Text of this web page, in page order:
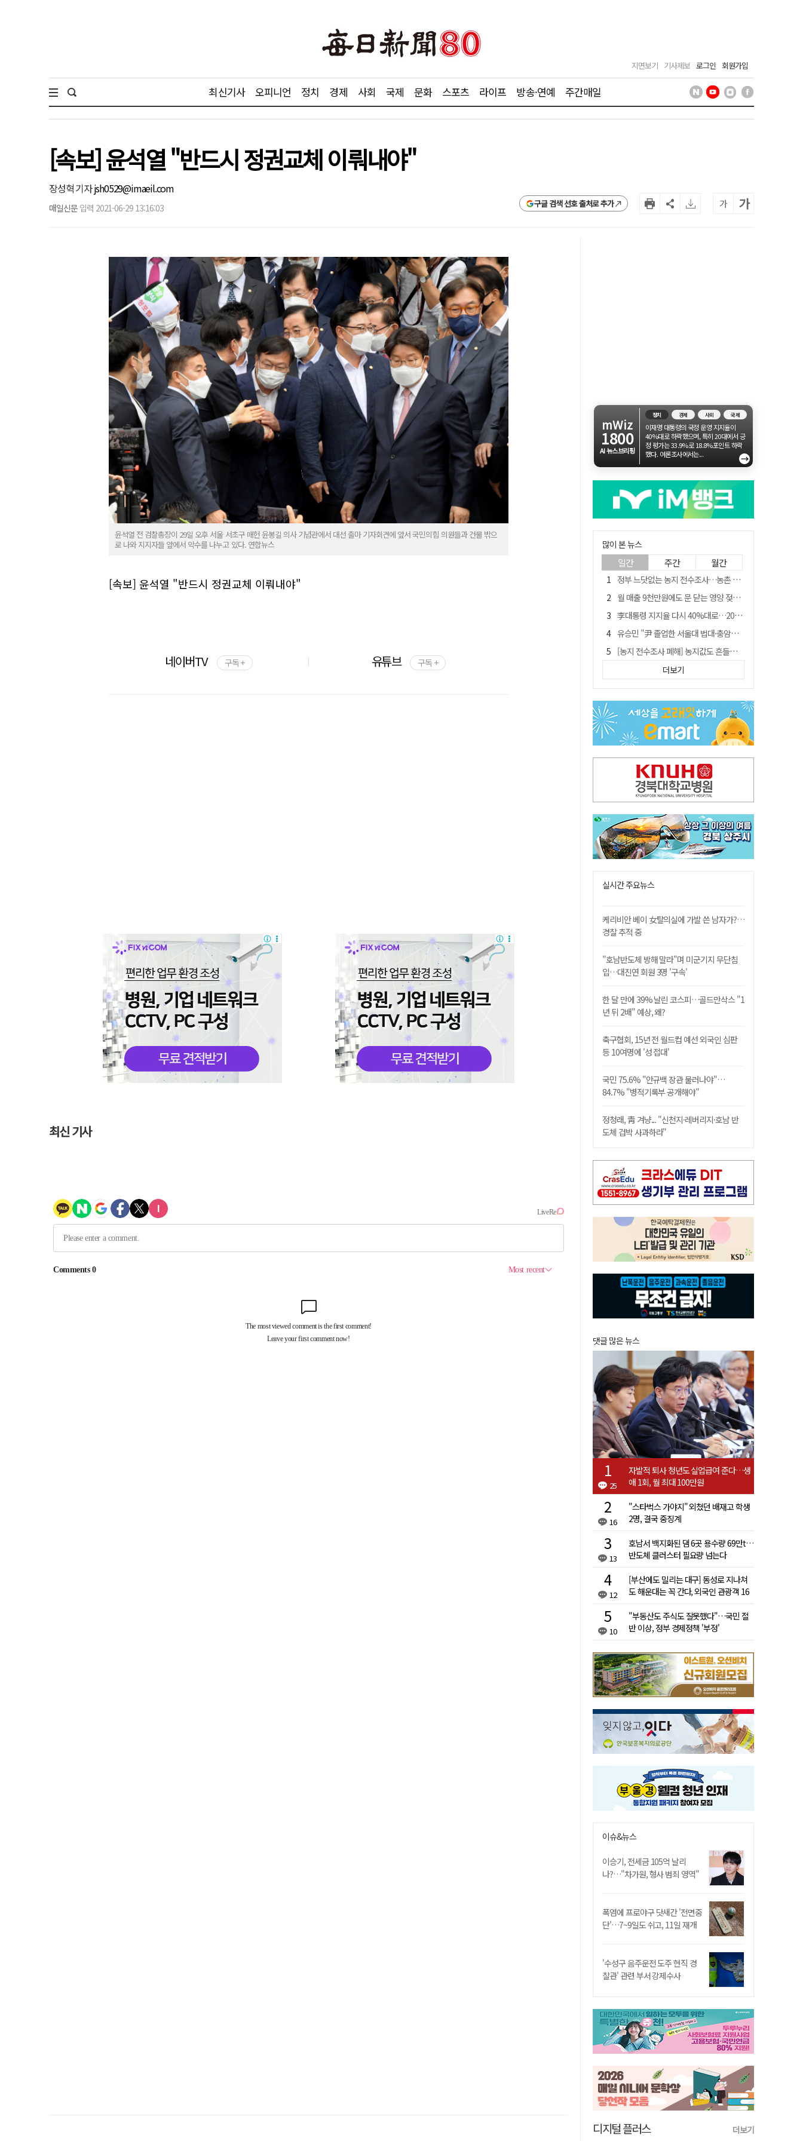
지면보기 기사제보 로그인 회원가입
최신기사 오피니언 정치 경제 사회 국제 문화 스포츠 라이프 방송·연예 주간매일
[속보] 윤석열 "반드시 정권교체 이뤄내야"
장성혁 기자jsh0529@imaeil.com
매일신문 입력 2021-06-29 13:16:03 구글 검색 선호 출처로 추가 가 가
윤석열 전 검찰총장이 29일 오후 서울 서초구 매헌 윤봉길 의사 기념관에서 대선 출마 기자회견에 앞서 국민의힘 의원들과 건물 밖으
로 나와 지지자들 앞에서 악수를 나누고 있다. 연합뉴스
[속보] 윤석열 "반드시 정권교체 이뤄내야"
네이버TV 구독 + 유튜브 구독 +
최신 기사
mWiz
1800
AI 뉴스브리핑
정치 경제 사회 국제
이재명 대통령의 국정 운영 지지율이
40%대로 하락했으며, 특히 20대에서 긍
정 평가는 33.9%로 18.8%포인트 하락
했다. 여론조사에서는...
→
많이 본 뉴스
일간 주간 월간
정부 느닷없는 농지 전수조사…농촌 들쑤시는 '경자유전'의 칼날
월 매출 9천만원에도 문 닫는 영양 젖소농장… "일할 사람이 없어"
李대통령 지지율 다시 40%대로…20대는 18.8%p 급락
유승민 "尹 졸업한 서울대 법대·충암고도 없애야"…李 육사 통합 직격
[농지 전수조사 폐해] 농지값도 흔들리나…"도지 막히면 헐값 매물 나올 수도"
지역활성화 펀드 9호…포항 AI 데이터센터에 6천억 투입
경북 영천시, 9월부터 11월까지 반값 여행 혜택 제공
아쉬운 태클
'솔리다임 IPO 추진설' SK하이닉스, 주가 9% 급락
더보기
실시간 주요뉴스
케리비안 베이 女탈의실에 가발 쓴 남자가?…
경찰 추적 중
"호남반도체 방해 말라"며 미군기지 무단침
입…대진연 회원 3명 '구속'
한 달 만에 39% 날린 코스피…골드만삭스 "1
년 뒤 2배" 예상, 왜?
축구협회, 15년 전 월드컵 예선 외국인 심판
등 10여명에 '성 접대'
국민 75.6% "안규백 장관 물러나야"…
84.7% "병적기록부 공개해야"
정청래, 靑 겨냥... "신천지·레버리지·호남 반
도체 겁박 사과하라"
댓글 많은 뉴스
25
자발적 퇴사 청년도 실업급여 준다…생
애 1회, 월 최대 100만원
16
"스타벅스 가야지" 외쳤던 배재고 학생
2명, 결국 중징계
13
호남서 백지화된 댐 6곳 용수량 69만t…
반도체 클러스터 필요량 넘는다
12
[부산에도 밀리는 대구] 동성로 지나쳐
도 해운대는 꼭 간다, 외국인 관광객 16
10
"부동산도 주식도 잘못했다"…국민 절
반 이상, 정부 경제정책 '부정'
이슈&뉴스
이승기, 전세금 105억 날리
나?…"차가원, 형사 범죄 영역"
폭염에 프로야구 닷새간 '전면중
단'…7~9일도 쉬고, 11일 재개
'수성구 음주운전 도주 현직 경
찰관' 관련 부서 강제수사
디지털 플러스 더보기